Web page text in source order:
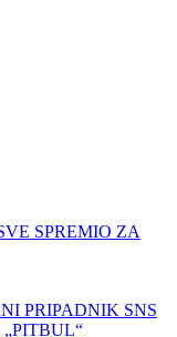
SPREMIO ZA
PRIPADNIK SNS